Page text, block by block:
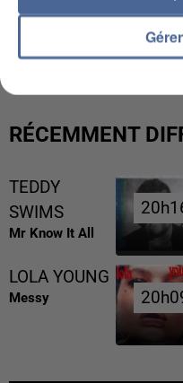
L’UN DES
MAFIA INTERPELLÉ
RÉCEMMENT
TEDDY
SWIMS
Mr Know It All
LOLA YOUNG
Messy